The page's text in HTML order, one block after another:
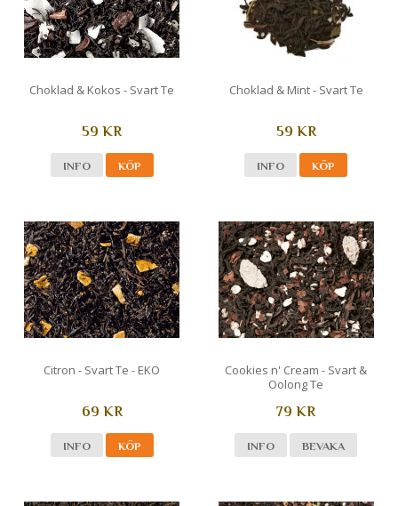
Choklad & Kokos - Svart Te
59 KR
INFO KÖP
Choklad & Mint - Svart Te
59 KR
INFO KÖP
Citron - Svart Te - EKO
69 KR
INFO KÖP
Cookies n' Cream - Svart &
Oolong Te
79 KR
INFO BEVAKA